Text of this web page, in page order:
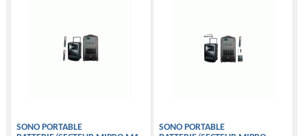
SONO PORTABLE
SONO PORTABLE